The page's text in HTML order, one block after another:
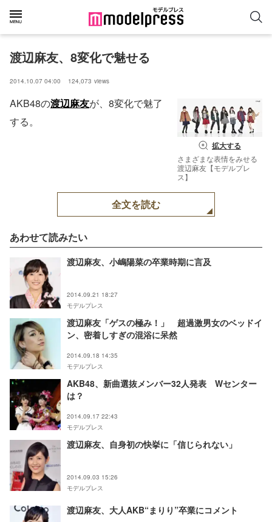
渡辺麻友、8変化で魅せる
2014.10.07 04:00 124,073 views
拡大する
さまざまな表情をみせる
渡辺麻友【モデルプレ
ス】
AKB48の渡辺麻友が、8変化で魅了
する。
全文を読む
あわせて読みたい
渡辺麻友、小嶋陽菜の卒業時期に言及
2014.09.21 18:27
モデルプレス
渡辺麻友「ゲスの極み！」 超過激男女のベッドイ
ン、密着しすぎの混浴に呆然
2014.09.18 14:35
モデルプレス
AKB48、新曲選抜メンバー32人発表 Wセンター
は？
2014.09.17 22:43
モデルプレス
渡辺麻友、自身初の快挙に「信じられない」
2014.09.03 15:26
モデルプレス
渡辺麻友、大人AKB“まりり”卒業にコメント